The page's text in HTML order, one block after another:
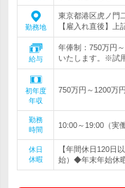
勤務地
東京都港区虎ノ門
【雇入れ直後】上
給与
年俸制：750万円
いたします。※試
初年度
年収
750万円～1200万円
勤務
時間
10:00～19:00（実
休日
休暇
【年間休日120日
始）◆年末年始休